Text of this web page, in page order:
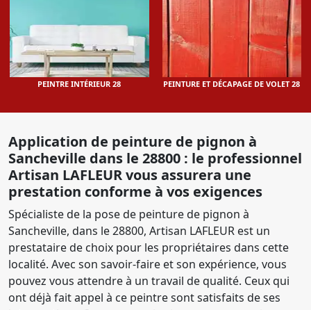
PEINTRE INTÉRIEUR 28 PEINTURE ET DÉCAPAGE DE VOLET 28
Application de peinture de pignon à
Sancheville dans le 28800 : le professionnel
Artisan LAFLEUR vous assurera une
prestation conforme à vos exigences
Spécialiste de la pose de peinture de pignon à
Sancheville, dans le 28800, Artisan LAFLEUR est un
prestataire de choix pour les propriétaires dans cette
localité. Avec son savoir-faire et son expérience, vous
pouvez vous attendre à un travail de qualité. Ceux qui
ont déjà fait appel à ce peintre sont satisfaits de ses